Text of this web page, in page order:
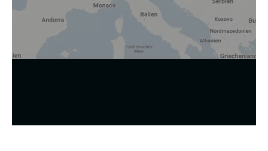
Zustimmung ändern